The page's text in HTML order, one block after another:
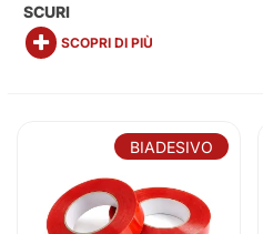
SCURI
SCOPRI DI PIÙ
BIADESIVO